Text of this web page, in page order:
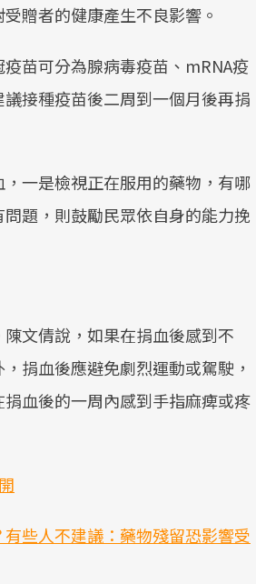
贈者的健康產生不良影響。
苗可分為腺病毒疫苗、mRNA疫
接種疫苗後二周到一個月後再捐
一是檢視正在服用的藥物，有哪
題，則鼓勵民眾依自身的能力挽
文倩說，如果在捐血後感到不
捐血後應避免劇烈運動或駕駛，
血後的一周內感到手指麻痺或疼
些人不建議：藥物殘留恐影響受